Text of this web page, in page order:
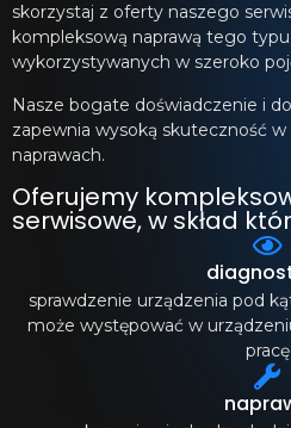
skorzystaj z oferty naszego
kompleksową naprawą tego
wykorzystywanych w szeroko
Nasze bogate doświadczenie i
zapewnia wysoką skuteczność
naprawach.
Oferujemy
serwisowe, w skład
sprawdzenie urządzenia pod
może występować w
pracę